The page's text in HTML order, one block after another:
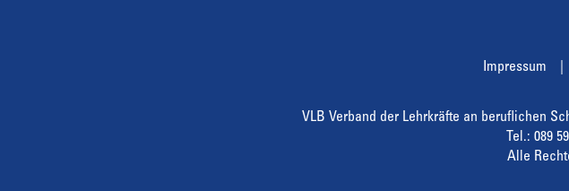
Impressum
VLB Verband der Lehrkräfte an beruflichen
Tel.: 089
Alle